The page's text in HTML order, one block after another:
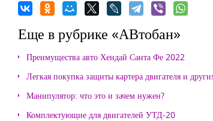
Еще в рубрике «АВтобан»
Преимущества авто Хендай Санта Фе 2022
Легкая покупка защиты картера двигателя и
Манипулятор: что это и зачем нужен?
Комплектующие для двигателей УТД-20